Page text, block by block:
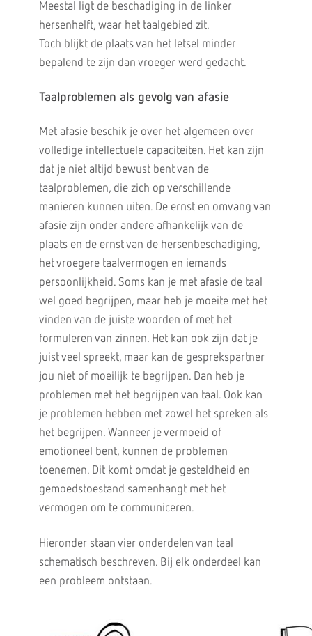
Meestal ligt de beschadiging in de linker
hersenhelft, waar het taalgebied zit.
Toch blijkt de plaats van het letsel minder
bepalend te zijn dan vroeger werd gedacht.
Taalproblemen als gevolg van afasie
Met afasie beschik je over het algemeen over
volledige intellectuele capaciteiten. Het kan zijn
dat je niet altijd bewust bent van de
taalproblemen, die zich op verschillende
manieren kunnen uiten. De ernst en omvang van
afasie zijn onder andere afhankelijk van de
plaats en de ernst van de hersenbeschadiging,
het vroegere taalvermogen en iemands
persoonlijkheid. Soms kan je met afasie de taal
wel goed begrijpen, maar heb je moeite met het
vinden van de juiste woorden of met het
formuleren van zinnen. Het kan ook zijn dat je
juist veel spreekt, maar kan de gesprekspartner
jou niet of moeilijk te begrijpen. Dan heb je
problemen met het begrijpen van taal. Ook kan
je problemen hebben met zowel het spreken als
het begrijpen. Wanneer je vermoeid of
emotioneel bent, kunnen de problemen
toenemen. Dit komt omdat je gesteldheid en
gemoedstoestand samenhangt met het
vermogen om te communiceren.
Hieronder staan vier onderdelen van taal
schematisch beschreven. Bij elk onderdeel kan
een probleem ontstaan.